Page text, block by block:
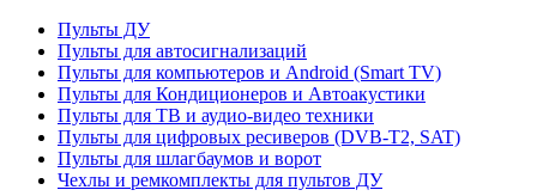
Пульты ДУ
Пульты для автосигнализаций
Пульты для компьютеров и Android (Smart TV)
Пульты для Кондиционеров и Автоакустики
Пульты для ТВ и аудио-видео техники
Пульты для цифровых ресиверов (DVB-T2, SAT)
Пульты для шлагбаумов и ворот
Чехлы и ремкомплекты для пультов ДУ